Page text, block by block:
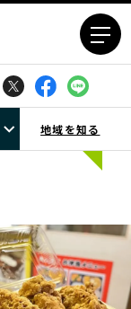
地域を知る